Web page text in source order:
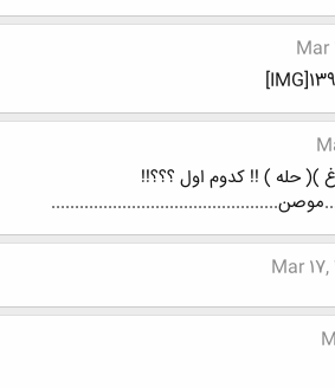
Mar
)( حله ) !! کدوم اول ؟؟؟!!
Mar 17,